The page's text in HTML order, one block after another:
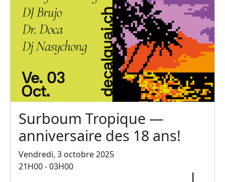
Surboum Tropique —
anniversaire des 18 ans!
Vendredi, 3 octobre 2025
21H00 - 03H00